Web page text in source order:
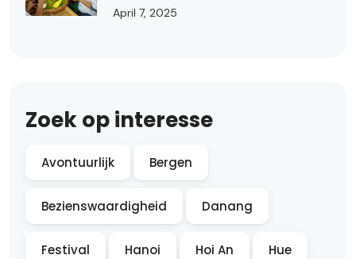
April 7, 2025
Zoek op interesse
Avontuurlijk Bergen
Bezienswaardigheid Danang
Festival Hanoi Hoi An Hue